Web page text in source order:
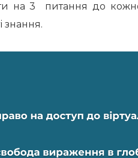
на 3 питання до
знання.